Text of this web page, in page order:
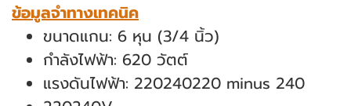
ข้อมูลจำทางเทคนิค
ขนาดแกน: 6 หุน (3/4 นิ้ว)
กำลังไฟฟ้า: 620 วัตต์
แรงดันไฟฟ้า: 220240220 minus 240